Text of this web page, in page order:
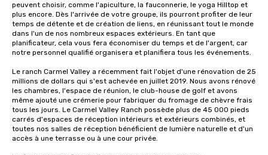
peuvent choisir, comme l'apiculture, la fauconnerie, le yoga Hilltop et
plus encore. Dès l'arrivée de votre groupe, ils pourront profiter de leur
temps de détente et de création de liens, en réunissant tout le monde
dans l'un de nos nombreux espaces extérieurs. En tant que
planificateur, cela vous fera économiser du temps et de l'argent, car
notre personnel qualifié organisera et planifiera tous les événements.
Le ranch Carmel Valley a récemment fait l'objet d'une rénovation de 25
millions de dollars qui s'est achevée en juillet 2019. Nous avons rénové
les chambres, l'espace de réunion, le club-house de golf et avons
même ajouté une crémerie pour fabriquer du fromage de chèvre frais
tous les jours. Le Carmel Valley Ranch possède plus de 45 000 pieds
carrés d'espaces de réception intérieurs et extérieurs combinés, et
toutes nos salles de réception bénéficient de lumière naturelle et d'un
accès à une terrasse ou à une cour privée.